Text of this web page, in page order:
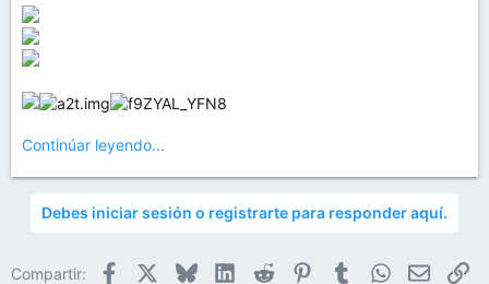
Continúar leyendo...
Debes iniciar sesión o registrarte para responder aquí.
Compartir: Facebook BlueskyLinkedIn
Reddit PinterestTumblrWhatsApp
Email